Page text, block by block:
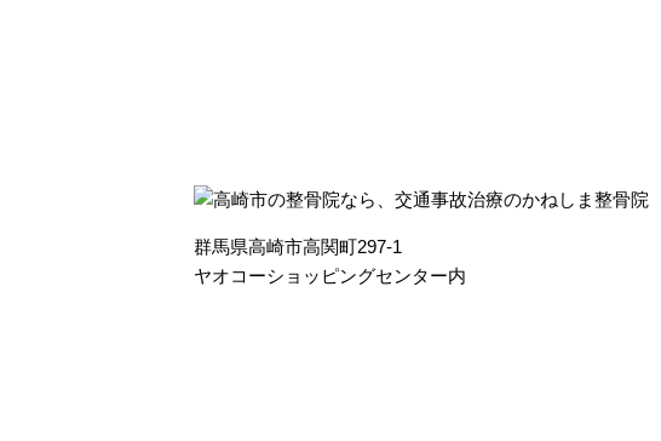
群馬県高崎市高関町297-1
ヤオコーショッピングセンター内